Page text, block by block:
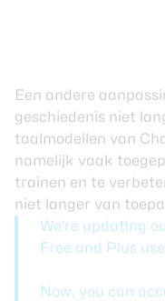
Een andere
geschiedenis niet
taalmodellen van
namelijk vaak
trainen en te
niet langer van
We're updating
Free and Plus
Now, you can